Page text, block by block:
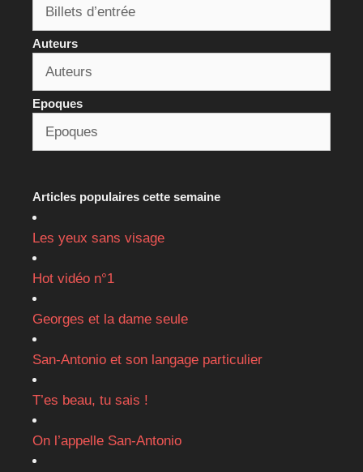
Auteurs
Epoques
Articles populaires cette semaine
Les yeux sans visage
Hot vidéo n°1
Georges et la dame seule
San-Antonio et son langage particulier
T’es beau, tu sais !
On l’appelle San-Antonio